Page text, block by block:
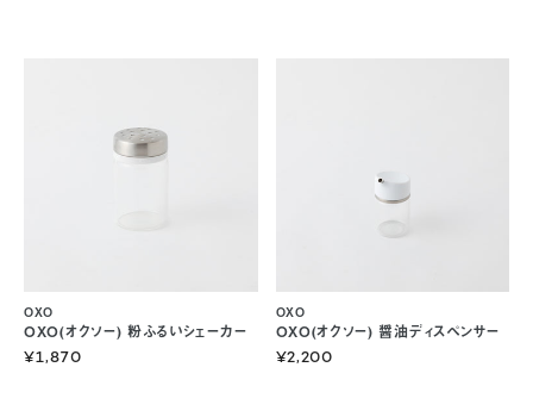
OXO(オクソー) 粉ふるいシェーカー
OXO
¥1,870
OXO(オクソー) 醤油ディスペンサー
OXO
¥2,200